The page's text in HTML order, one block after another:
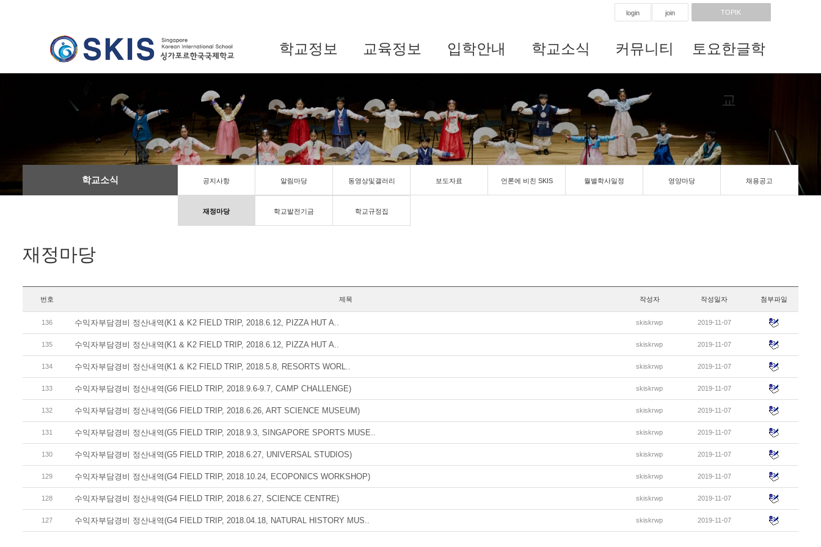
login join TOPIK
학교정보 교육정보 입학안내 학교소식 커뮤니티 토요한글학
교
학교소식 공지사항 알림마당 동영상및갤러리 보도자료 언론에 비친 SKIS 월별학사일정 영양마당 채용공고
재정마당 학교발전기금 학교규정집
재정마당
번호 제목 작성자 작성일자 첨부파일
136 수익자부담경비 정산내역(K1 & K2 FIELD TRIP, 2018.6.12, PIZZA HUT A.. skiskrwp 2019-11-07
135 수익자부담경비 정산내역(K1 & K2 FIELD TRIP, 2018.6.12, PIZZA HUT A.. skiskrwp 2019-11-07
134 수익자부담경비 정산내역(K1 & K2 FIELD TRIP, 2018.5.8, RESORTS WORL.. skiskrwp 2019-11-07
133 수익자부담경비 정산내역(G6 FIELD TRIP, 2018.9.6-9.7, CAMP CHALLENGE) skiskrwp 2019-11-07
132 수익자부담경비 정산내역(G6 FIELD TRIP, 2018.6.26, ART SCIENCE MUSEUM) skiskrwp 2019-11-07
131 수익자부담경비 정산내역(G5 FIELD TRIP, 2018.9.3, SINGAPORE SPORTS MUSE.. skiskrwp 2019-11-07
130 수익자부담경비 정산내역(G5 FIELD TRIP, 2018.6.27, UNIVERSAL STUDIOS) skiskrwp 2019-11-07
129 수익자부담경비 정산내역(G4 FIELD TRIP, 2018.10.24, ECOPONICS WORKSHOP) skiskrwp 2019-11-07
128 수익자부담경비 정산내역(G4 FIELD TRIP, 2018.6.27, SCIENCE CENTRE) skiskrwp 2019-11-07
127 수익자부담경비 정산내역(G4 FIELD TRIP, 2018.04.18, NATURAL HISTORY MUS.. skiskrwp 2019-11-07